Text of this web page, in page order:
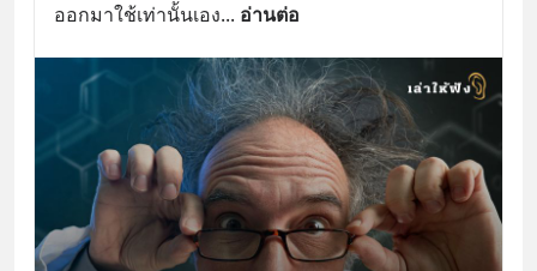
ออกมาใช้เท่านั้นเอง... อ่านต่อ